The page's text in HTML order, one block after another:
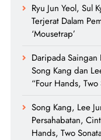
Ryu Jun Yeol, Sul
Terjerat Dalam
‘Mousetrap’
Daripada
Song Kang dan
“Four Hands, Two
Song Kang, Lee
Persahabatan,
Hands, Two